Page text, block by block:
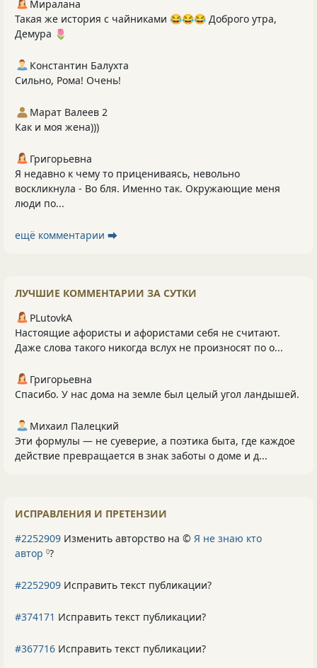
Миралана
Такая же история с чайниками 😂😂😂 Доброго утра,
Демура 🌷
Константин Балухта
Сильно, Рома! Очень!
Марат Валеев 2
Как и моя жена)))
Григорьевна
Я недавно к чему то прицениваясь, невольно
воскликнула - Во бля. Именно так. Окружающие меня
люди по...
ещё комментарии ⮕
ЛУЧШИЕ КОММЕНТАРИИ ЗА СУТКИ
PLutоvkА
Настоящие афористы и афористами себя не считают.
Даже слова такого никогда вслух не произносят по о...
Григорьевна
Спасибо. У нас дома на земле был целый угол ландышей.
Михаил Палецкий
Эти формулы — не суеверие, а поэтика быта, где каждое
действие превращается в знак заботы о доме и д...
ИСПРАВЛЕНИЯ И ПРЕТЕНЗИИ
#2252909 Изменить авторство на © Я не знаю кто
автор 0?
#2252909 Исправить текст публикации?
#374171 Исправить текст публикации?
#367716 Исправить текст публикации?